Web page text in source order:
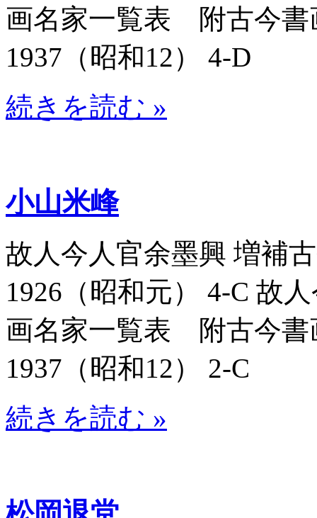
画名家一覧表 附古今書
1937（昭和12） 4-D
続きを読む »
小山米峰
故人今人官余墨興 増補
1926（昭和元） 4-C 故
画名家一覧表 附古今書
1937（昭和12） 2-C
続きを読む »